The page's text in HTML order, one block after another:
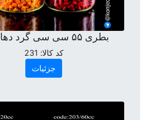
بطری ۵۵ سی سی گرد دهانه ۲۸
کد کالا: 231
جزئیات